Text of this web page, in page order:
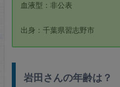
血液型：非公表
出身：千葉県習志野市
岩田さんの年齢は？